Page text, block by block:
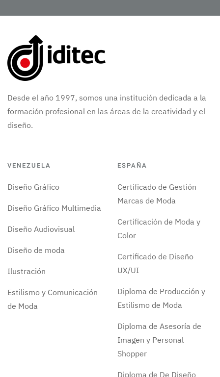
Desde el año 1997, somos una institución dedicada a la
formación profesional en las áreas de la creatividad y el
diseño.
VENEZUELA
Diseño Gráfico
Diseño Gráfico Multimedia
Diseño Audiovisual
Diseño de moda
Ilustración
Estilismo y Comunicación
de Moda
ESPAÑA
Certificado de Gestión
Marcas de Moda
Certificación de Moda y
Color
Certificado de Diseño
UX/UI
Diploma de Producción y
Estilismo de Moda
Diploma de Asesoría de
Imagen y Personal
Shopper
Diploma de De Diseño